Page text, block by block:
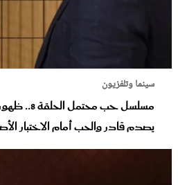
سينما وتلفزيون
مسلسل حب
يصدم قادر والحب أمام الاختبار